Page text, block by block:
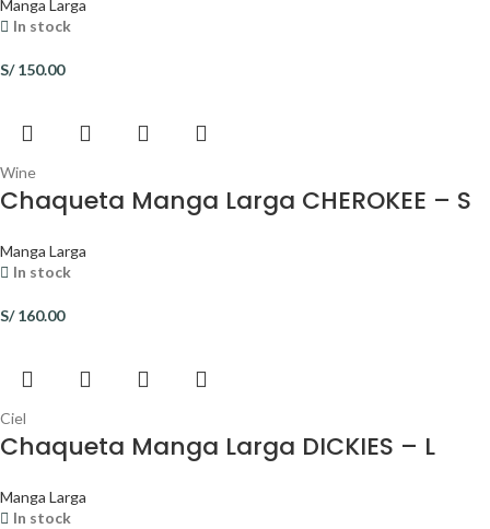
Manga Larga
In stock
S/150.00
Wine
Chaqueta Manga Larga CHEROKEE – S
Manga Larga
In stock
S/160.00
Ciel
Chaqueta Manga Larga DICKIES – L
Manga Larga
In stock